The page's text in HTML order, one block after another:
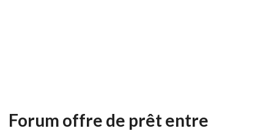
Forum offre de prêt entre